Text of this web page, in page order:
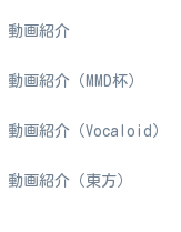
動画紹介
動画紹介（MMD杯）
動画紹介（Vocaloid）
動画紹介（東方）